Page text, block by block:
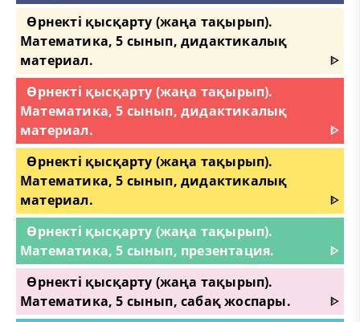
Өрнекті қысқарту (жаңа тақырып).
Математика, 5 сынып, дидактикалық
материал.
ᐈ
Өрнекті қысқарту (жаңа тақырып).
Математика, 5 сынып, дидактикалық
материал.
ᐈ
Өрнекті қысқарту (жаңа тақырып).
Математика, 5 сынып, дидактикалық
материал.
ᐈ
Өрнекті қысқарту (жаңа тақырып).
Математика, 5 сынып, презентация.
ᐈ
Өрнекті қысқарту (жаңа тақырып).
Математика, 5 сынып, сабақ жоспары.
ᐈ